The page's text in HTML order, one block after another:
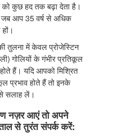
कुछ हद तक बढ़ा देता है।
जब आप 35 वर्ष से अधिक
की तुलना में केवल प्रोजेस्टिन
गोलियों के गंभीर प्रतिकूल
हैं। यदि आपको मिश्रित
प्रभाव होते हैं तो इनके
सलाह लें।
नज़र आएं तो अपने
से तुरंत संपर्क करें: